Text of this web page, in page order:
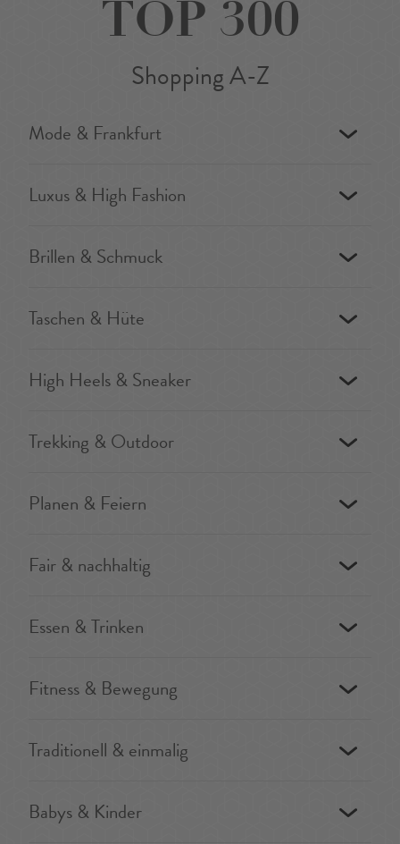
TOP 300
Shopping A-Z
Mode & Frankfurt
Luxus & High Fashion
Brillen & Schmuck
Taschen & Hüte
High Heels & Sneaker
Trekking & Outdoor
Planen & Feiern
Fair & nachhaltig
Essen & Trinken
Fitness & Bewegung
Traditionell & einmalig
Babys & Kinder